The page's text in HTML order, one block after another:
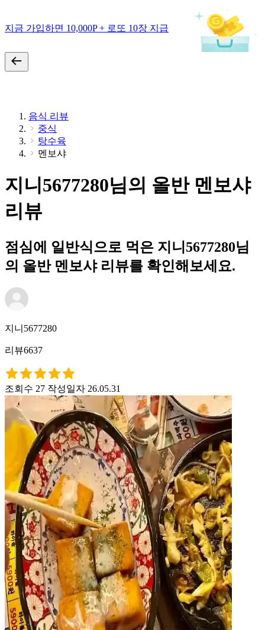
지금 가입하면 10,000P + 로또 10장 지급
음식 리뷰
중식
탕수육
멘보샤
지니5677280님의 올반 멘보샤
리뷰
점심에 일반식으로 먹은 지니5677280님
의 올반 멘보샤 리뷰를 확인해보세요.
지니5677280
리뷰6637
조회수 27 작성일자 26.05.31